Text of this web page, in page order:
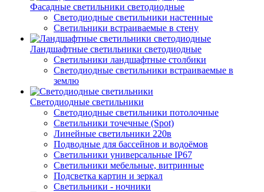
Фасадные светильники светодиодные
Светодиодные светильники настенные
Светильники встраиваемые в стену
Ландшафтные светильники светодиодные
Светильники ландшафтные столбики
Светодиодные светильники встраиваемые в
землю
Светодиодные светильники
Светодиодные светильники потолочные
Светильники точечные (Spot)
Линейные светильники 220в
Подводные для бассейнов и водоёмов
Светильники универсальные IP67
Светильники мебельные, витринные
Подсветка картин и зеркал
Светильники - ночники